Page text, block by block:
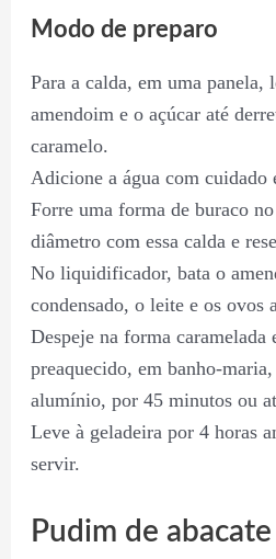
Modo de preparo
Para a calda, em uma panela,
amendoim e o açúcar até
caramelo.
Adicione a água com cuidado
Forre uma forma de buraco
diâmetro com essa calda e
No liquidificador, bata o
condensado, o leite e os ovos
Despeje na forma
preaquecido, em banho-
alumínio, por 45 minutos ou
Leve à geladeira por 4 horas
servir.
Pudim de abacate